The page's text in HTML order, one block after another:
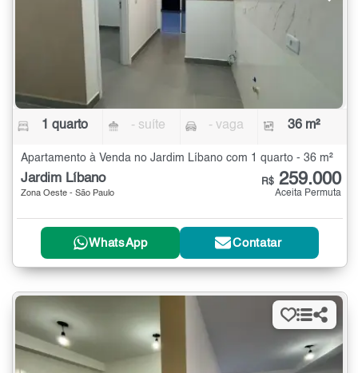
1 quarto - suíte - vaga 36 m²
Apartamento à Venda no Jardim Líbano com 1 quarto - 36 m²
Jardim Líbano
Zona Oeste - São Paulo
R$ 259.000
Aceita Permuta
WhatsApp Contatar